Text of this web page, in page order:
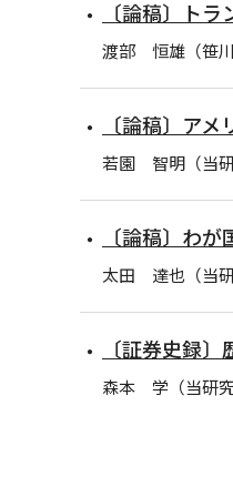
〔論稿〕ト
渡部 恒雄（笹
〔論稿〕ア
若園 智明（当研
〔論稿〕わ
太田 達也（当研
〔証券史録
森本 学（当研究